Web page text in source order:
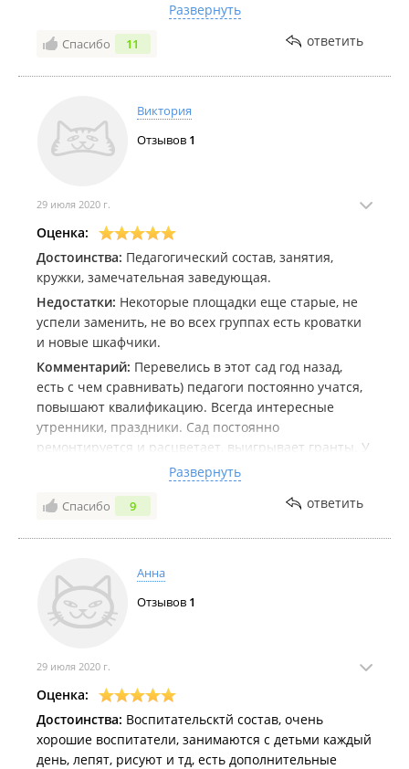
его. Так же очень приятно удивило, что в садике
очень много дополнительных кружков, это очень
дежурных групп в этом садике этим летом--очень
Витальевну к которой мы ходили этим летом-тоже
очень приятная и душевная. И Марина Ивановна--
преподаватель дополнительных занятий. Побольше
Развернуть
Спасибо 11 ответить
Виктория
Отзывов 1
29 июля 2020 г.
Оценка:
Достоинства: Педагогический состав, занятия,
кружки, замечательная заведующая.
Недостатки: Некоторые площадки еще старые, не
успели заменить, не во всех группах есть кроватки
и новые шкафчики.
Комментарий: Перевелись в этот сад год назад,
есть с чем сравнивать) педагоги постоянно учатся,
повышают квалификацию. Всегда интересные
утренники, праздники. Сад постоянно
ремонтируется и расцветает, выигрывает гранты. У
моего ребенка есть особенности, но никто его
никогда не обидел, не дал субъективной оценки ему
и нашему воспитанию и прочего. Как было в
воспитанны,сдержаны, тактичны, что не может не
радовать. Привлекают родителей к деятельности,
но, к сожалению, не все откликаются. Ребенок ходит
с удовольствием. Не все новое, но все сразу и не
Главное это профессионализм всех сотрудников.
Развернуть
Спасибо 9 ответить
Анна
Отзывов 1
29 июля 2020 г.
Оценка:
Достоинства: Воспитательсктй состав, очень
хорошие воспитатели, занимаются с детьми каждый
день, лепят, рисуют и тд, есть дополнительные